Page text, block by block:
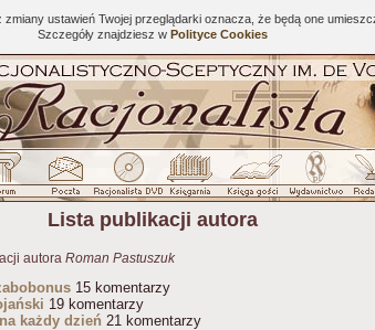
ustawień Twojej przeglądarki oznacza, że będą one
Szczegóły znajdziesz w Polityce Cookies
Lista publikacji autora
autora Roman Pastuszuk
15 komentarzy
19 komentarzy
każdy dzień 21 komentarzy